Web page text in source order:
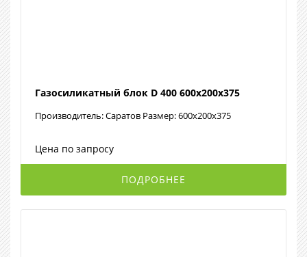
Газосиликатный блок D 400 600х200х375
Производитель: Саратов Размер: 600х200х375
Цена по запросу
ПОДРОБНЕЕ